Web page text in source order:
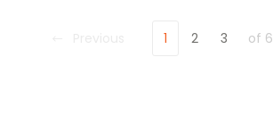
1 2 3 of 6